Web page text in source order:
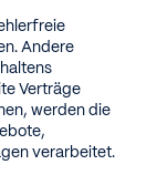
Andere
Verträge
werden die
verarbeitet.